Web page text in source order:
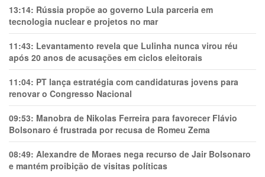
13:14: Rússia propõe ao governo Lula parceria em
tecnologia nuclear e projetos no mar
11:43: Levantamento revela que Lulinha nunca virou réu
após 20 anos de acusações em ciclos eleitorais
11:04: PT lança estratégia com candidaturas jovens para
renovar o Congresso Nacional
09:53: Manobra de Nikolas Ferreira para favorecer Flávio
Bolsonaro é frustrada por recusa de Romeu Zema
08:49: Alexandre de Moraes nega recurso de Jair Bolsonaro
e mantém proibição de visitas políticas